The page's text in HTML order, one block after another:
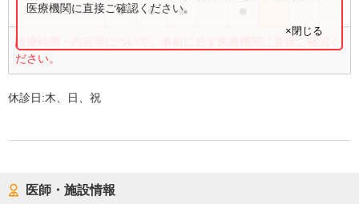
15:00〜18:30 ● ● ●
診療時間・内容等について、事前に必ず医療機関に直接ご確認く
ださい。
医療機関に直接ご確認ください。
×閉じる
休診日:木、日、祝
医師・施設情報